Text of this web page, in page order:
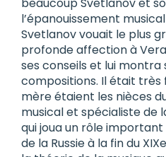
l’épanouissement
Svetlanov vouait le plus
profonde affection à
ses conseils et lui montra
compositions. Il était très
mère étaient les nièces
musical et spécialiste de
qui joua un rôle
de la Russie à la fin du